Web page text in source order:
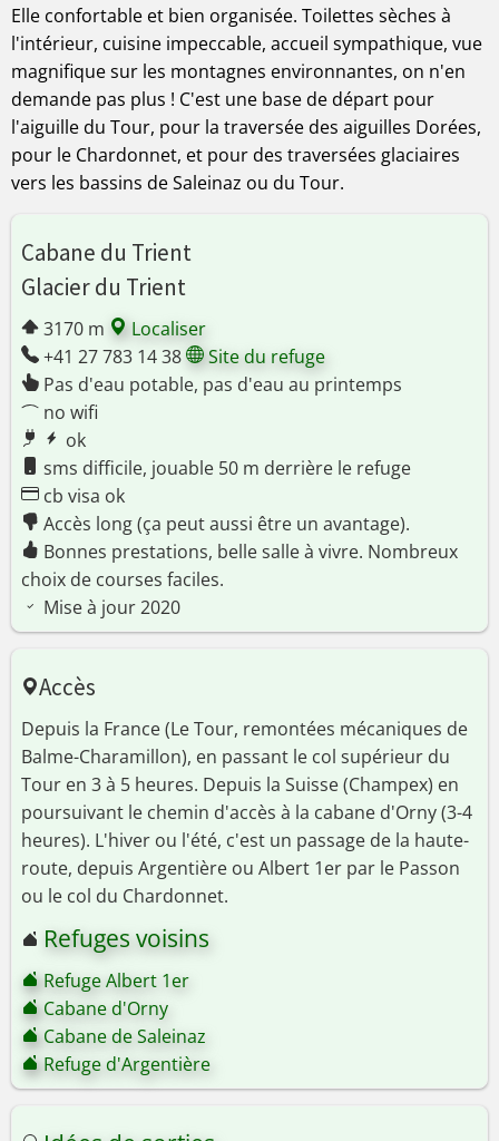
Elle confortable et bien organisée. Toilettes sèches à
l'intérieur, cuisine impeccable, accueil sympathique, vue
magnifique sur les montagnes environnantes, on n'en
demande pas plus ! C'est une base de départ pour
l'aiguille du Tour, pour la traversée des aiguilles Dorées,
pour le Chardonnet, et pour des traversées glaciaires
vers les bassins de Saleinaz ou du Tour.
Cabane du Trient
Glacier du Trient
3170 m
Localiser
+41 27 783 14 38
Site du refuge
Pas d'eau potable, pas d'eau au printemps
no wifi
ok
sms difficile, jouable 50 m derrière le refuge
cb visa ok
Accès long (ça peut aussi être un avantage).
Bonnes prestations, belle salle à vivre. Nombreux
choix de courses faciles.
Mise à jour 2020
Accès
Depuis la France (Le Tour, remontées mécaniques de
Balme-Charamillon), en passant le col supérieur du
Tour en 3 à 5 heures. Depuis la Suisse (Champex) en
poursuivant le chemin d'accès à la cabane d'Orny (3-4
heures). L'hiver ou l'été, c'est un passage de la haute-
route, depuis Argentière ou Albert 1er par le Passon
ou le col du Chardonnet.
Refuges voisins
Refuge Albert 1er
Cabane d'Orny
Cabane de Saleinaz
Refuge d'Argentière